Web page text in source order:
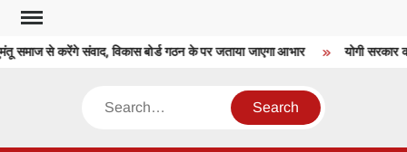
Skip
content
समाज से करेंगे संवाद, विकास बोर्ड गठन के पर जताया जाएगा आभार योगी सरकार
Search